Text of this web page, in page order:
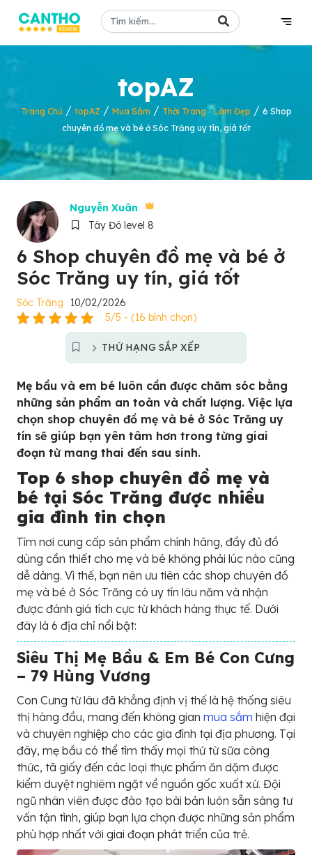
topAZ
Trang Chủ/ topAZ / Mua Sắm / Thời Trang - Làm Đẹp / 6 Shop
chuyên đồ mẹ và bé ở Sóc Trăng uy tín, giá tốt
Nguyễn Xuân
Tây Đô level 8
6 Shop chuyên đồ mẹ và bé ở
Sóc Trăng uy tín, giá tốt
Sóc Trăng
10/02/2026
5/5 - (16 bình chọn)
THỨ HẠNG SẮP XẾP
Mẹ bầu và em bé luôn cần được chăm sóc bằng
những sản phẩm an toàn và chất lượng. Việc lựa
chọn shop chuyên đồ mẹ và bé ở Sóc Trăng uy
tín sẽ giúp bạn yên tâm hơn trong từng giai
đoạn từ mang thai đến sau sinh.
Top 6 shop chuyên đồ mẹ và
bé tại Sóc Trăng được nhiều
gia đình tin chọn
Tìm nơi cung cấp sản phẩm chính hãng, đầy đủ đồ
dùng cần thiết cho mẹ và bé không phải lúc nào cũng
dễ dàng. Vì thế, bạn nên ưu tiên các shop chuyên đồ
mẹ và bé ở Sóc Trăng có uy tín lâu năm và nhận
được đánh giá tích cực từ khách hàng thực tế. Dưới
đây là 6 địa chỉ nổi bật:
Siêu Thị Mẹ Bầu & Em Bé Con Cưng
– 79 Hùng Vương
Con Cưng từ lâu đã khẳng định vị thế là hệ thống siêu
thị hàng đầu, mang đến không gian mua sắm hiện đại
và chuyên nghiệp cho các gia đình tại địa phương. Tại
đây, mẹ bầu có thể tìm thấy mọi thứ từ sữa công
thức, tã giấy đến các loại thực phẩm ăn dặm được
kiểm duyệt nghiêm ngặt về nguồn gốc xuất xứ. Đội
ngũ nhân viên được đào tạo bài bản luôn sẵn sàng tư
vấn tận tình, giúp bạn lựa chọn được những sản phẩm
phù hợp nhất với giai đoạn phát triển của trẻ.